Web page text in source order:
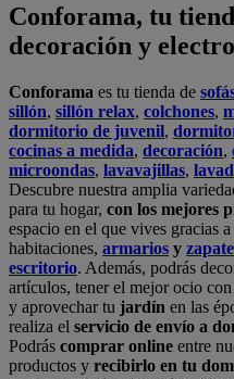
Conforama, tu
decoración y
Conforama es tu tienda de
sillón, sillón relax, colchones,
dormitorio de juvenil,
cocinas a medida, decoración,
microondas, lavavajillas,
Descubre nuestra amplia
para tu hogar, con los mejores
espacio en el que vives gracias
habitaciones, armarios y
escritorio. Además, podrás
artículos, tener el mejor ocio
y aprovechar tu jardín en las
realiza el servicio de envío a
Podrás comprar online entre
productos y recibirlo en tu